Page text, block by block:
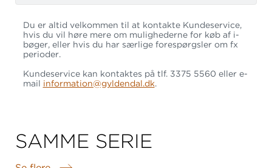
Du er altid velkommen til at kontakte Kundeservice,
hvis du vil høre mere om mulighederne for køb af i-
bøger, eller hvis du har særlige forespørgsler om fx
perioder.
Kundeservice kan kontaktes på tlf. 3375 5560 eller e-
mail information@gyldendal.dk.
SAMME SERIE